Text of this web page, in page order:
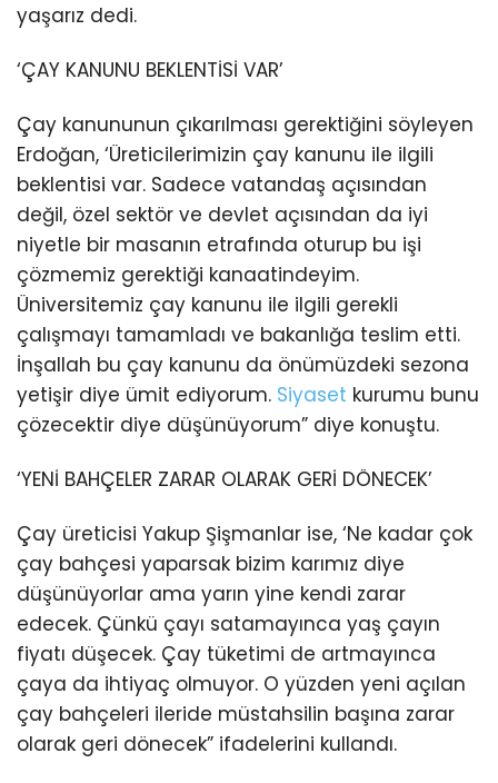
yaşarız dedi.
‘ÇAY KANUNU BEKLENTİSİ VAR’
Çay kanununun çıkarılması gerektiğini söyleyen
Erdoğan, ‘Üreticilerimizin çay kanunu ile ilgili
beklentisi var. Sadece vatandaş açısından
değil, özel sektör ve devlet açısından da iyi
niyetle bir masanın etrafında oturup bu işi
çözmemiz gerektiği kanaatindeyim.
Üniversitemiz çay kanunu ile ilgili gerekli
çalışmayı tamamladı ve bakanlığa teslim etti.
İnşallah bu çay kanunu da önümüzdeki sezona
yetişir diye ümit ediyorum. Siyaset kurumu bunu
çözecektir diye düşünüyorum” diye konuştu.
‘YENİ BAHÇELER ZARAR OLARAK GERİ DÖNECEK’
Çay üreticisi Yakup Şişmanlar ise, ‘Ne kadar çok
çay bahçesi yaparsak bizim karımız diye
düşünüyorlar ama yarın yine kendi zarar
edecek. Çünkü çayı satamayınca yaş çayın
fiyatı düşecek. Çay tüketimi de artmayınca
çaya da ihtiyaç olmuyor. O yüzden yeni açılan
çay bahçeleri ileride müstahsilin başına zarar
olarak geri dönecek” ifadelerini kullandı.